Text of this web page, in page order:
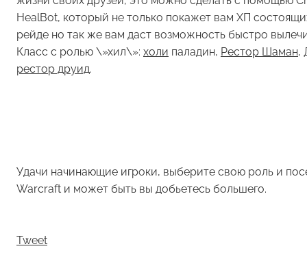
HealBot, который не только покажет вам ХП
рейде но так же вам даст возможность быстро
Класс с ролью \»хил\»: холи паладин, Рестор Шаман,
рестор друид.
Удачи начинающие игроки, выберите свою роль и
Warcraft и может быть вы добьетесь большего.
Tweet